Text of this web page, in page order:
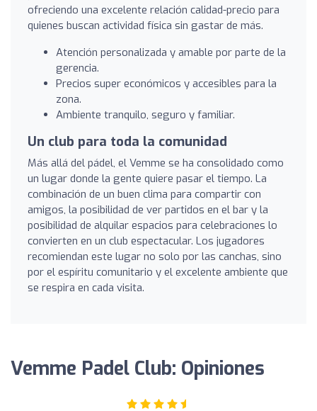
ofreciendo una excelente relación calidad-precio para
quienes buscan actividad física sin gastar de más.
Atención personalizada y amable por parte de la
gerencia.
Precios super económicos y accesibles para la
zona.
Ambiente tranquilo, seguro y familiar.
Un club para toda la comunidad
Más allá del pádel, el Vemme se ha consolidado como
un lugar donde la gente quiere pasar el tiempo. La
combinación de un buen clima para compartir con
amigos, la posibilidad de ver partidos en el bar y la
posibilidad de alquilar espacios para celebraciones lo
convierten en un club espectacular. Los jugadores
recomiendan este lugar no solo por las canchas, sino
por el espíritu comunitario y el excelente ambiente que
se respira en cada visita.
Vemme Padel Club: Opiniones